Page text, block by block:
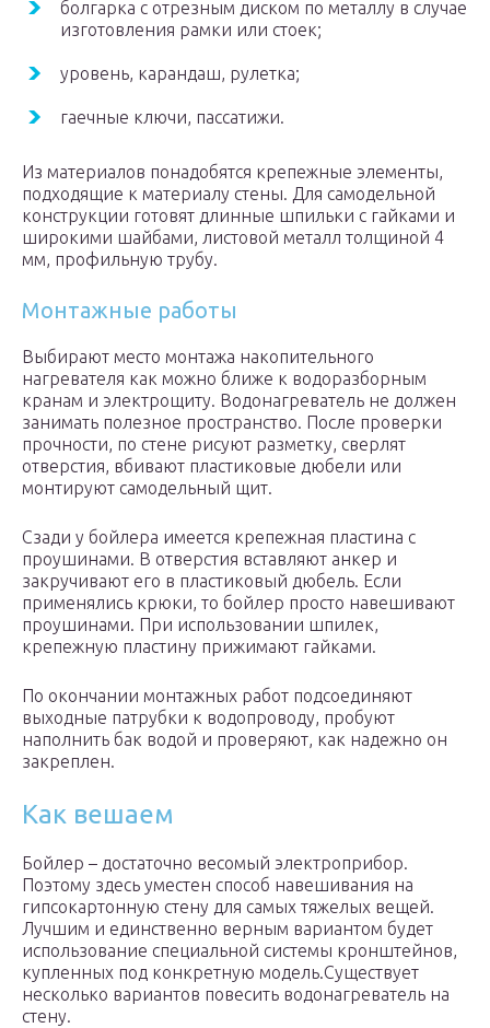
болгарка с отрезным диском по металлу в случае
изготовления рамки или стоек;
уровень, карандаш, рулетка;
гаечные ключи, пассатижи.
Из материалов понадобятся крепежные элементы,
подходящие к материалу стены. Для самодельной
конструкции готовят длинные шпильки с гайками и
широкими шайбами, листовой металл толщиной 4
мм, профильную трубу.
Монтажные работы
Выбирают место монтажа накопительного
нагревателя как можно ближе к водоразборным
кранам и электрощиту. Водонагреватель не должен
занимать полезное пространство. После проверки
прочности, по стене рисуют разметку, сверлят
отверстия, вбивают пластиковые дюбели или
монтируют самодельный щит.
Сзади у бойлера имеется крепежная пластина с
проушинами. В отверстия вставляют анкер и
закручивают его в пластиковый дюбель. Если
применялись крюки, то бойлер просто навешивают
проушинами. При использовании шпилек,
крепежную пластину прижимают гайками.
По окончании монтажных работ подсоединяют
выходные патрубки к водопроводу, пробуют
наполнить бак водой и проверяют, как надежно он
закреплен.
Как вешаем
Бойлер – достаточно весомый электроприбор.
Поэтому здесь уместен способ навешивания на
гипсокартонную стену для самых тяжелых вещей.
Лучшим и единственно верным вариантом будет
использование специальной системы кронштейнов,
купленных под конкретную модель.Существует
несколько вариантов повесить водонагреватель на
стену.